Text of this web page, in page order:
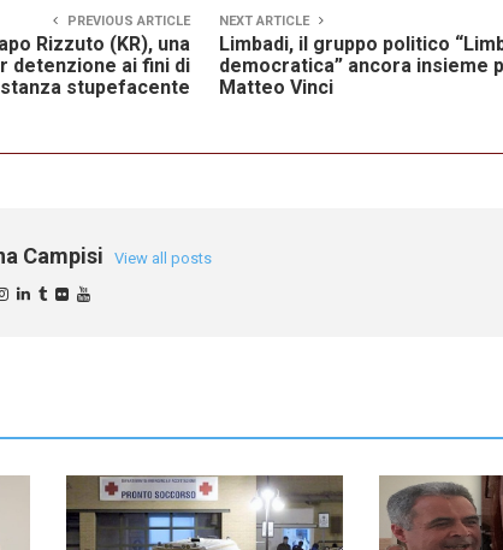
PREVIOUS ARTICLE
Rizzuto (KR), una
detenzione ai fini di
stupefacente
NEXT ARTICLE
Limbadi, il gruppo politico
democratica” ancora insieme
Matteo Vinci
Campisi View all posts